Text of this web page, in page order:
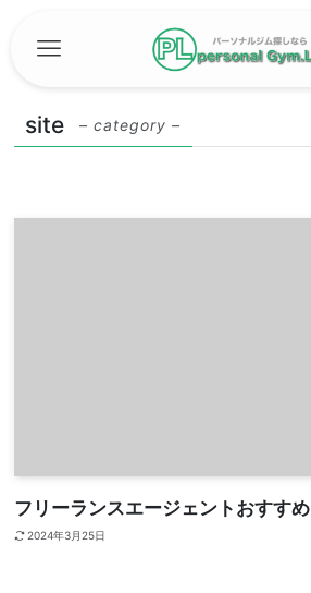
site – category –
フリーランスエージェントおすすめ
2024年3月25日